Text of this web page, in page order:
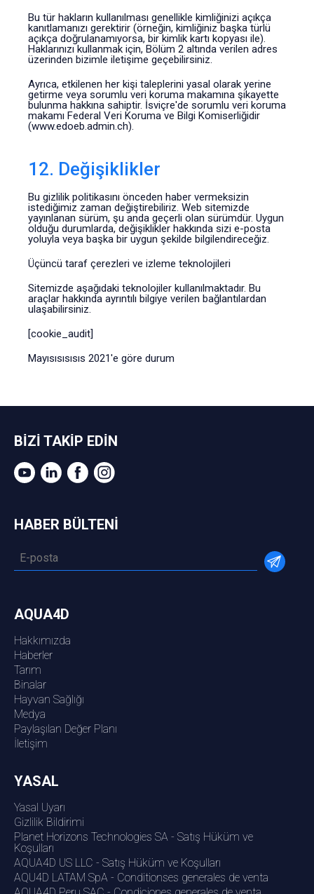
Bu tür hakların kullanılması genellikle kimliğinizi açıkça
kanıtlamanızı gerektirir (örneğin, kimliğiniz başka türlü
açıkça doğrulanamıyorsa, bir kimlik kartı kopyası ile).
Haklarınızı kullanmak için, Bölüm 2 altında verilen adres
üzerinden bizimle iletişime geçebilirsiniz.
Ayrıca, etkilenen her kişi taleplerini yasal olarak yerine
getirme veya sorumlu veri koruma makamına şikayette
bulunma hakkına sahiptir. İsviçre'de sorumlu veri koruma
makamı Federal Veri Koruma ve Bilgi Komiserliğidir
(www.edoeb.admin.ch).
12. Değişiklikler
Bu gizlilik politikasını önceden haber vermeksizin
istediğimiz zaman değiştirebiliriz. Web sitemizde
yayınlanan sürüm, şu anda geçerli olan sürümdür. Uygun
olduğu durumlarda, değişiklikler hakkında sizi e-posta
yoluyla veya başka bir uygun şekilde bilgilendireceğiz.
Üçüncü taraf çerezleri ve izleme teknolojileri
Sitemizde aşağıdaki teknolojiler kullanılmaktadır. Bu
araçlar hakkında ayrıntılı bilgiye verilen bağlantılardan
ulaşabilirsiniz.
[cookie_audit]
Mayısısısısıs 2021'e göre durum
BİZİ TAKİP EDİN
HABER BÜLTENİ
AQUA4D
Hakkımızda
Haberler
Tarım
Binalar
Hayvan Sağlığı
Medya
Paylaşılan Değer Planı
İletişim
YASAL
Yasal Uyarı
Gizlilik Bildirimi
Planet Horizons Technologies SA - Satış Hüküm ve
Koşulları
AQUA4D US LLC - Satış Hüküm ve Koşulları
AQU4D LATAM SpA - Conditionses generales de venta